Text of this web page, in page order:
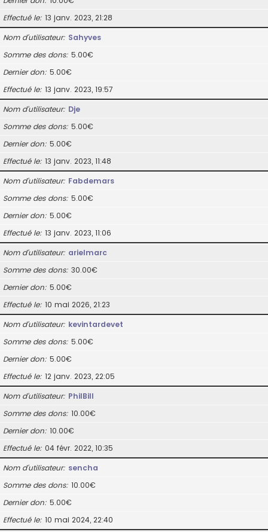
Effectué le 13 janv. 2023, 21:28
Nom d’utilisateur Sahyves
Somme des dons 5.00€
Dernier don 5.00€
Effectué le 13 janv. 2023, 19:57
Nom d’utilisateur Dje
Somme des dons 5.00€
Dernier don 5.00€
Effectué le 13 janv. 2023, 11:48
Nom d’utilisateur Fabdemars
Somme des dons 5.00€
Dernier don 5.00€
Effectué le 13 janv. 2023, 11:06
Nom d’utilisateur arielmarc
Somme des dons 30.00€
Dernier don 5.00€
Effectué le 10 mai 2026, 21:23
Nom d’utilisateur kevintardevet
Somme des dons 5.00€
Dernier don 5.00€
Effectué le 12 janv. 2023, 22:05
Nom d’utilisateur PhilBill
Somme des dons 10.00€
Dernier don 10.00€
Effectué le 04 févr. 2022, 10:35
Nom d’utilisateur sencha
Somme des dons 10.00€
Dernier don 5.00€
Effectué le 10 mai 2024, 22:40